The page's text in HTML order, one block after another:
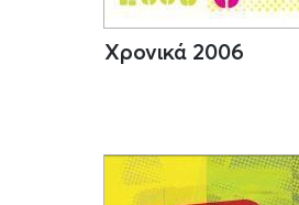
Χρονικά 2006